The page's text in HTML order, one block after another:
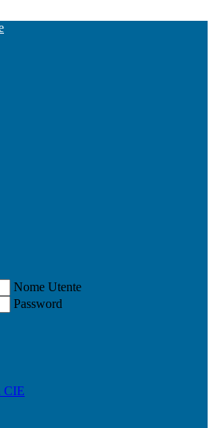
Nome Utente
Password
CIE